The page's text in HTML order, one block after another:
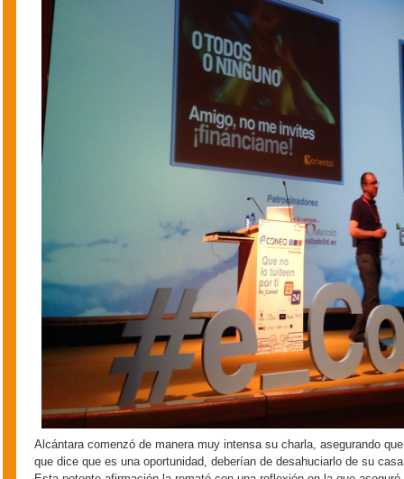
Alcántara comenzó de manera muy intensa su charla, asegurando
que dice que es una oportunidad, deberían de desahuciarlo de su